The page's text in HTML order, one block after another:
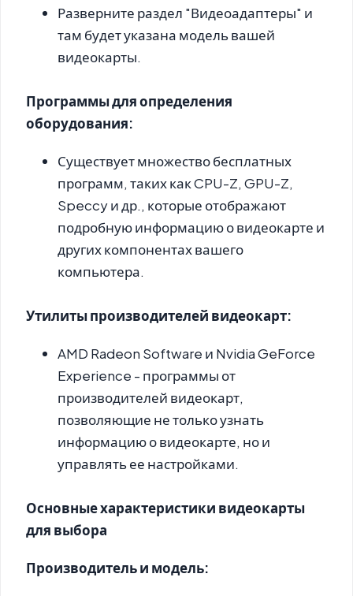
Разверните раздел "Видеоадаптеры" и
там будет указана модель вашей
видеокарты.
Программы для определения
оборудования:
Существует множество бесплатных
программ, таких как CPU-Z, GPU-Z,
Speccy и др., которые отображают
подробную информацию о видеокарте и
других компонентах вашего
компьютера.
Утилиты производителей видеокарт:
AMD Radeon Software и Nvidia GeForce
Experience - программы от
производителей видеокарт,
позволяющие не только узнать
информацию о видеокарте, но и
управлять ее настройками.
Основные характеристики видеокарты
для выбора
Производитель и модель: